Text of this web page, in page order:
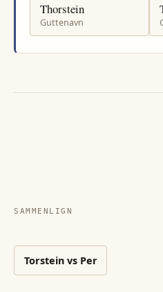
Thorstein
Guttenavn
SAMMENLIGN
Torsteinvs Per